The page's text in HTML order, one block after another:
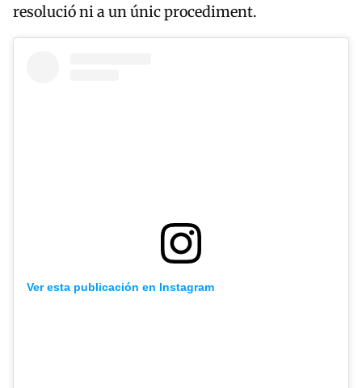
resolució ni a un únic procediment.
Ver esta publicación en Instagram